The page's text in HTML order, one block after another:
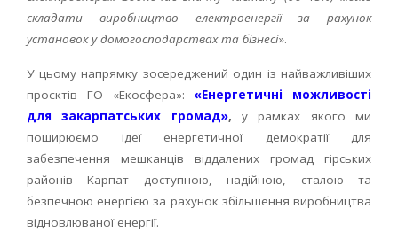
складати виробництво електроенергії за рахунок
установок у домогосподарствах та бізнесі».
У цьому напрямку зосереджений один із найважливіших
проєктів ГО «Екосфера»: «Енергетичні можливості
для закарпатських громад»,у рамках якого ми
поширюємо ідеї енергетичної демократії для
забезпечення мешканців віддалених громад гірських
районів Карпат доступною, надійною, сталою та
безпечною енергією за рахунок збільшення виробництва
відновлюваної енергії.